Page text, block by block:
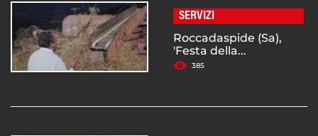
SERVIZI
Roccadaspide (Sa),
'Festa della...
385